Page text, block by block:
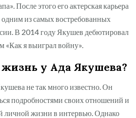
После этого его актерская карьера
одним из самых востребованных
В 2014 году Якушев дебютировал
«Как я выиграл войну».
у Ада Якушева?
не так много известно. Он
подробностями своих отношений и
личной жизни в интервью. Однако